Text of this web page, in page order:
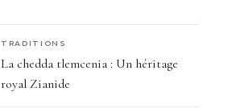
TRADITIONS
La chedda tlemcenia : Un héritage
royal Zianide